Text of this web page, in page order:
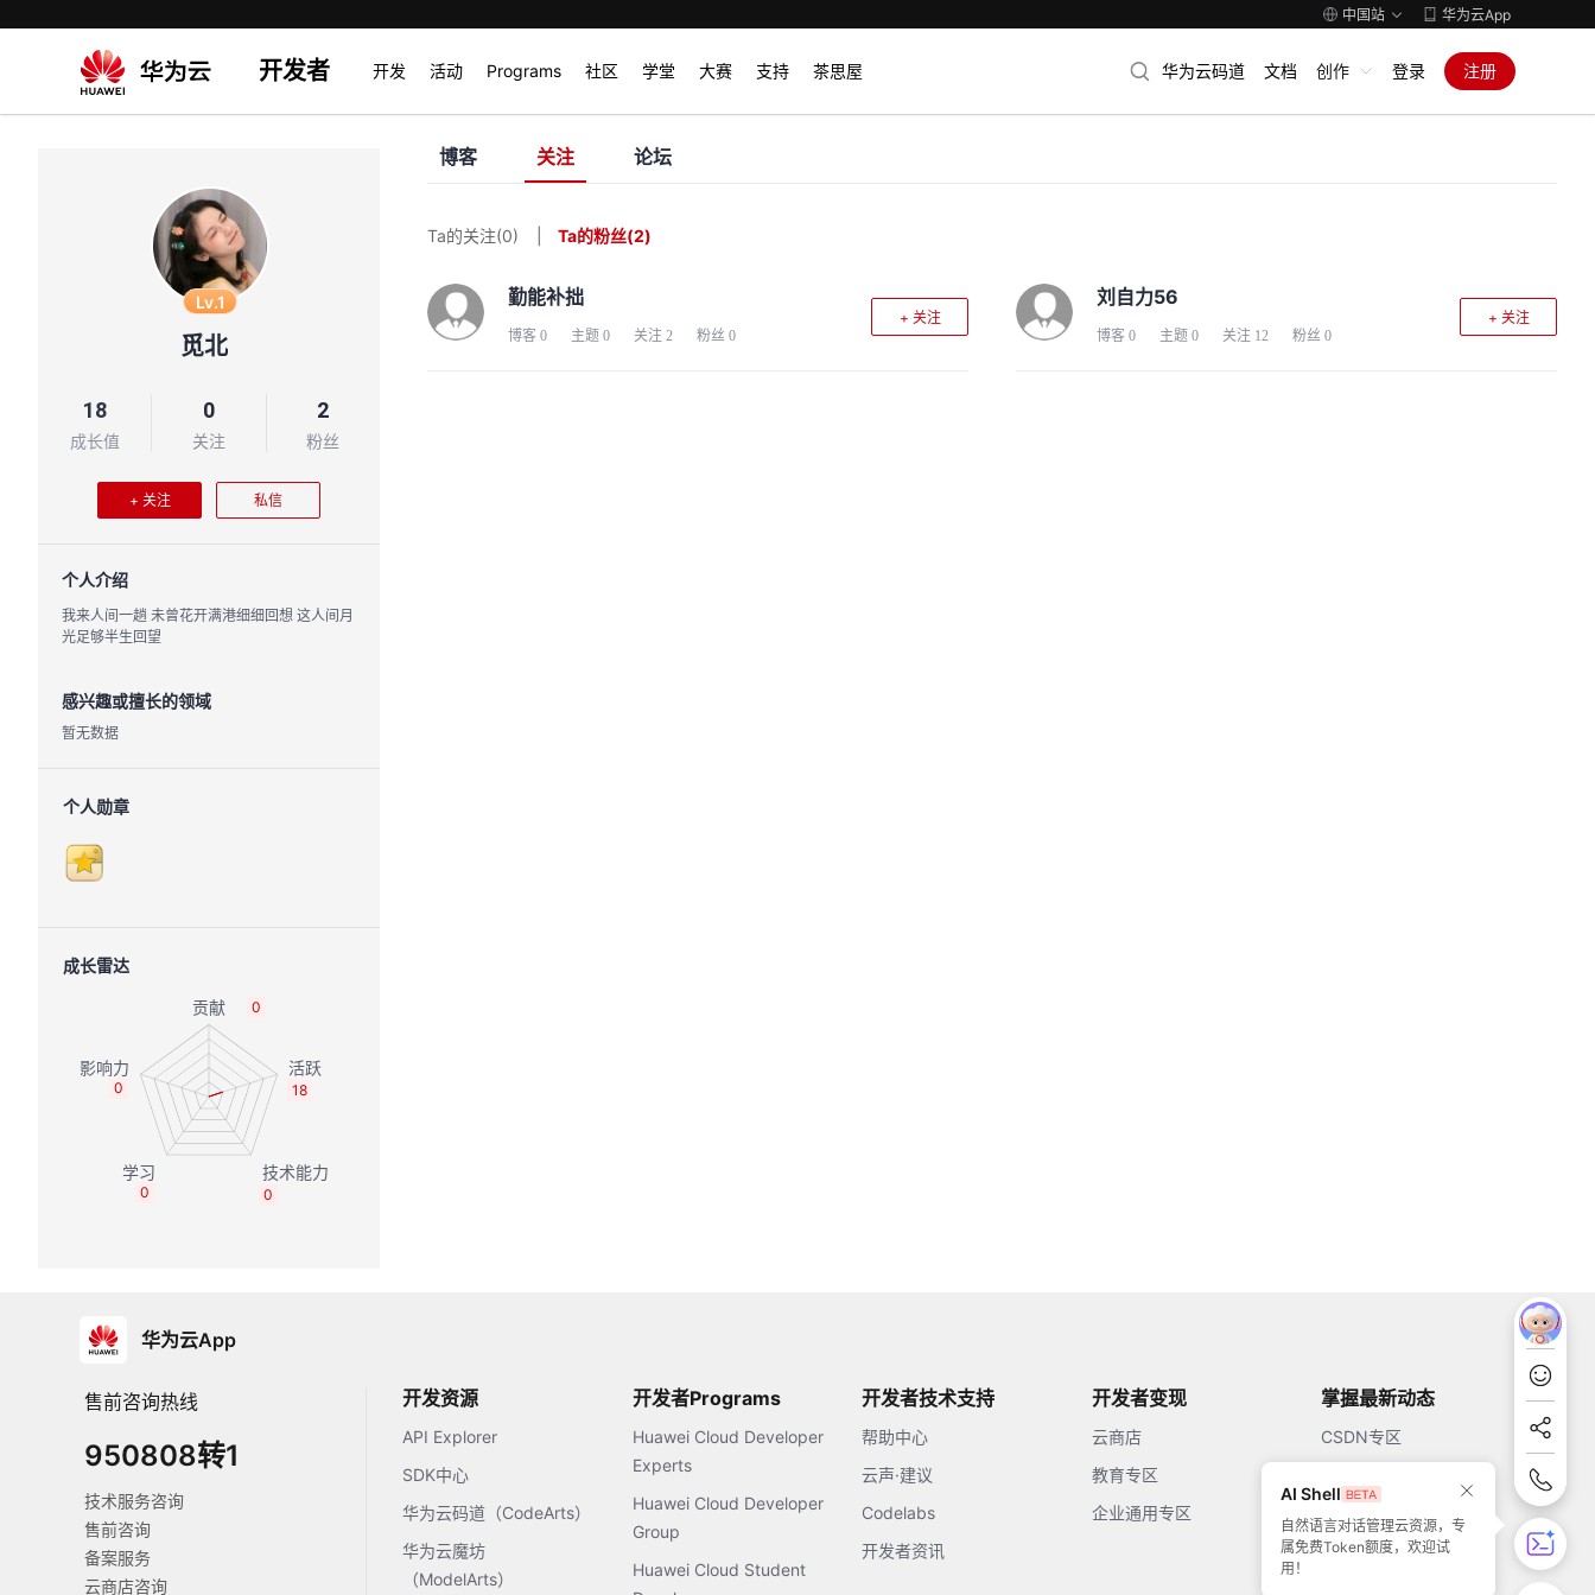
中国站 华为云App
开发者 开发 活动 Programs 社区 学堂 大赛 支持 茶思屋 华为云码道 文档 创作 登录 注册
Lv.1
觅北
18
成长值
0
关注
2
粉丝
+ 关注 私信
个人介绍
我来人间一趟 未曾花开满港细细回想 这人间月
光足够半生回望
感兴趣或擅长的领域
暂无数据
个人勋章
成长雷达
0
18
0
0
0
博客 关注 论坛
Ta的关注(0) Ta的粉丝(2)
勤能补拙
博客 0 主题 0 关注 2 粉丝 0
+ 关注
刘自力56
博客 0 主题 0 关注 12 粉丝 0
+ 关注
华为云App
售前咨询热线
950808转1
技术服务咨询
售前咨询
备案服务
云商店咨询
开发资源
API Explorer
SDK中心
华为云码道（CodeArts）
华为云魔坊
（ModelArts）
开发者Programs
Huawei Cloud Developer
Experts
Huawei Cloud Developer
Group
Huawei Cloud Student
开发者技术支持
帮助中心
云声·建议
Codelabs
开发者资讯
开发者变现
云商店
教育专区
企业通用专区
掌握最新动态
CSDN专区
51CTO
AI Shell
自然语言对话管理云资源，专
属免费Token额度，欢迎试
用！